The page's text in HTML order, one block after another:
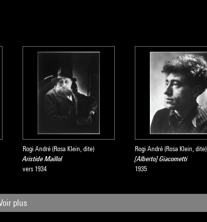
Rogi André (Rosa Klein, dite)
Aristide Maillol
vers 1934
Rogi André (Rosa Klein, dite)
[Alberto] Giacometti
1935
plus